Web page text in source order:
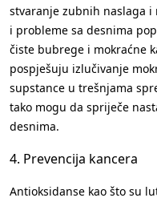
stvaranje zubnih naslaga i
i probleme sa desnima
čiste bubrege i mokraćne
pospješuju izlučivanje
supstance u trešnjama
tako mogu da spriječe
desnima.
4. Prevencija kancera
Antioksidanse kao što su